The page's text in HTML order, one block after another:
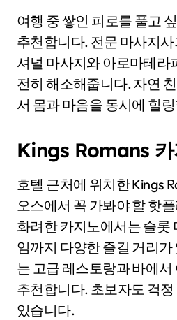
여행 중 쌓인 피로를 풀고
추천합니다. 전문 마사지
셔널 마사지와 아로마테라
전히 해소해줍니다. 자연
서 몸과 마음을 동시에 힐
Kings Romans 카
호텔 근처에 위치한 Kings
오스에서 꼭 가봐야 할 핫
화려한 카지노에서는 슬롯
임까지 다양한 즐길 거리
는 고급 레스토랑과 바에
추천합니다. 초보자도 걱
있습니다.